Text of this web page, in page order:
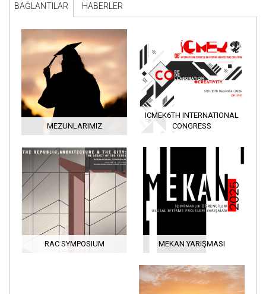
BAĞLANTILAR HABERLER
MEZUNLARIMIZ
ICMEK6TH INTERNATIONAL
CONGRESS
RAC SYMPOSIUM MEKAN YARIŞMASI